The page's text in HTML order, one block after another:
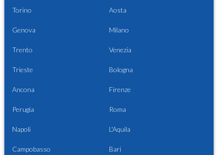
Torino Aosta
Genova Milano
Trento Venezia
Trieste Bologna
Ancona Firenze
Perugia Roma
Napoli L'Aquila
Campobasso Bari